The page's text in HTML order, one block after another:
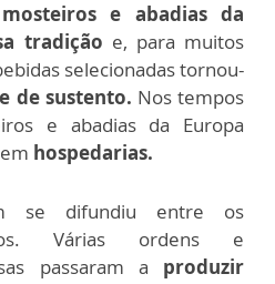
e abadias da
tradição e, para muitos
selecionadas tornou-
de sustento. Nos tempos
e abadias da Europa
hospedarias.
se difundiu entre os
Várias ordens e
passaram a produzir